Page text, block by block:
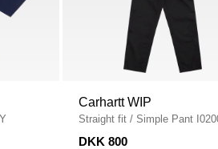
Carhartt WIP
Straight fit / Simple Pant
BLACK
DKK 800